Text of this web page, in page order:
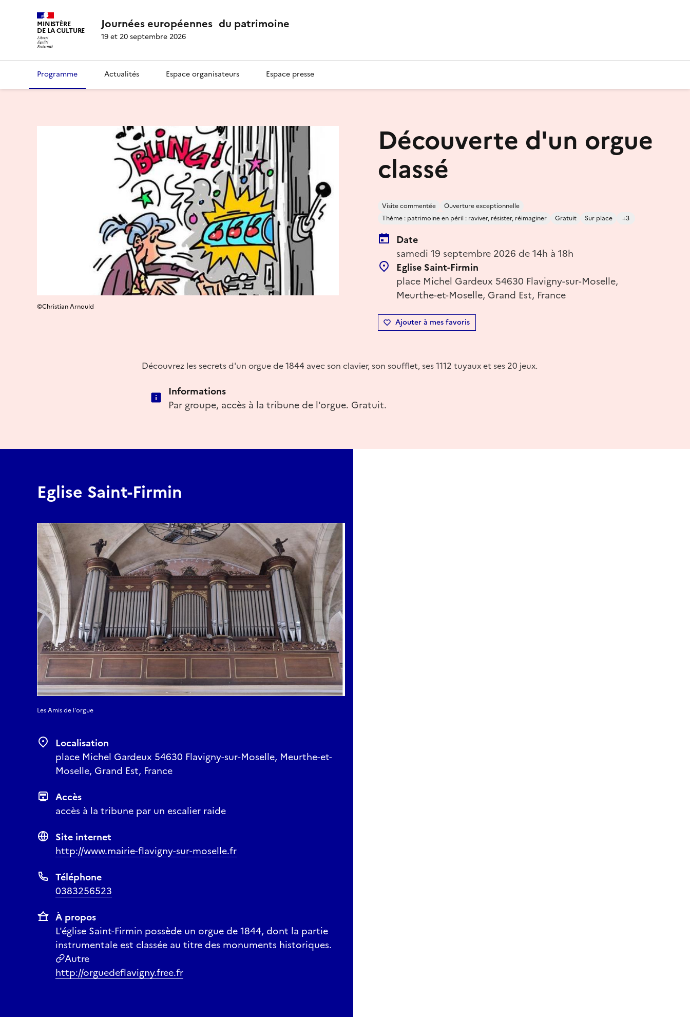
MINISTÈRE
DE LA CULTURE Journées européennes du patrimoine
19 et 20 septembre 2026
Programme Actualités Espace organisateurs Espace presse
Découverte d'un orgue
classé
Visite commentée
Ouverture exceptionnelle
Thème : patrimoine en péril : raviver, résister, réimaginer
Gratuit Sur place +3
Date
samedi 19 septembre 2026 de 14h à 18h
Eglise Saint-Firmin
place Michel Gardeux 54630 Flavigny-sur-Moselle,
Meurthe-et-Moselle, Grand Est, France
Ajouter à mes favoris
©Christian Arnould
Découvrez les secrets d'un orgue de 1844 avec son clavier, son soufflet, ses 1112 tuyaux et ses 20 jeux.
Informations
Par groupe, accès à la tribune de l'orgue. Gratuit.
Eglise Saint-Firmin
Les Amis de l'orgue
Localisation
place Michel Gardeux 54630 Flavigny-sur-Moselle, Meurthe-et-
Moselle, Grand Est, France
Accès
accès à la tribune par un escalier raide
Site internet
http://www.mairie-flavigny-sur-moselle.fr
Téléphone
0383256523
À propos
L'église Saint-Firmin possède un orgue de 1844, dont la partie
instrumentale est classée au titre des monuments historiques.
Autre
http://orguedeflavigny.free.fr